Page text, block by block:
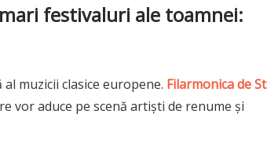
festivaluri ale toamnei:
muzicii clasice europene. Filarmonica de
vor aduce pe scenă artiști de renume și